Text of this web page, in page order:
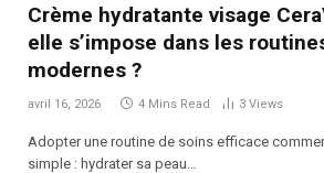
Crème hydratante visage
elle s’impose dans les
modernes ?
avril 16, 2026 4 Mins Read 3 Views
Adopter une routine de soins efficace
simple : hydrater sa peau…